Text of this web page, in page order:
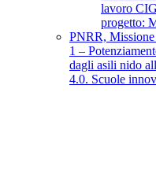
lavoro
progetto:
PNRR,
1 –
dagli asili nido
4.0. Scuole